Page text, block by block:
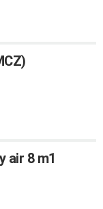
air 8 m1